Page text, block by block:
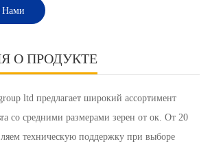
Нами
О ПРОДУКТЕ
ltd предлагает широкий ассортимент
со средними размерами зерен от ок. От 20
техническую поддержку при выборе